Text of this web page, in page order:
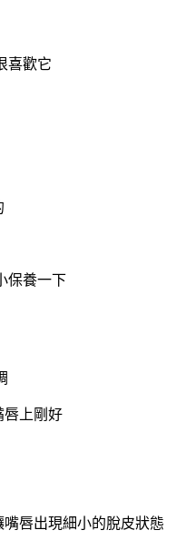
喜歡它
保養一下
唇上剛好
唇出現細小的脫皮狀態